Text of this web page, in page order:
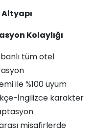
Altyapı
Kolaylığı
tüm otel
ile %100 uyum
İngilizce karakter
misafirlerde